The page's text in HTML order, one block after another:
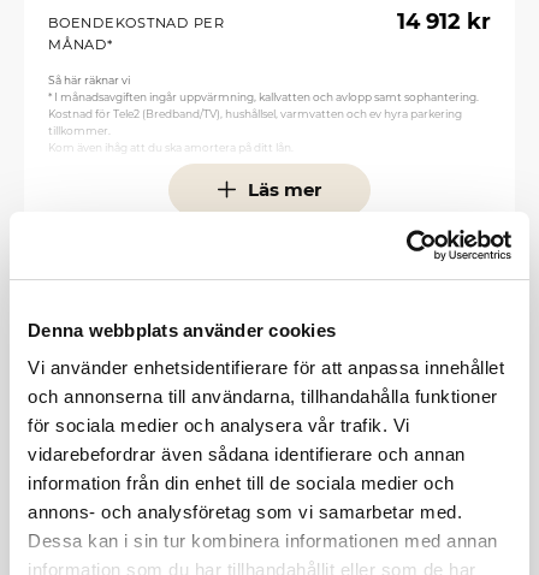
Denna webbplats använder cookies
Vi använder enhetsidentifierare för att anpassa innehållet
och annonserna till användarna, tillhandahålla funktioner
för sociala medier och analysera vår trafik. Vi
vidarebefordrar även sådana identifierare och annan
information från din enhet till de sociala medier och
annons- och analysföretag som vi samarbetar med.
Dessa kan i sin tur kombinera informationen med annan
information som du har tillhandahållit eller som de har
BOENDEKOSTNAD PER
MÅNAD*
14 912 kr
Så här räknar vi
* I månadsavgiften ingår uppvärmning, kallvatten och avlopp samt sophantering.
Kostnad för Tele2 (Bredband/TV), hushållsel, varmvatten och ev hyra parkering
tillkommer.
Kom även ihåg att du ska amortera på ditt lån.
Lånet är uppdelat i tre lika stora delar med följande bindningstider, per 2024-02-09.
Vill du räkna med andra räntor eller uppdelningar, besök din egen banks hemsida.
Läs mer
MÄKLARE, SVENSK
Skicka e-post
0701-07 44 83
Läs mer om projektet
FLER BOSTÄDER